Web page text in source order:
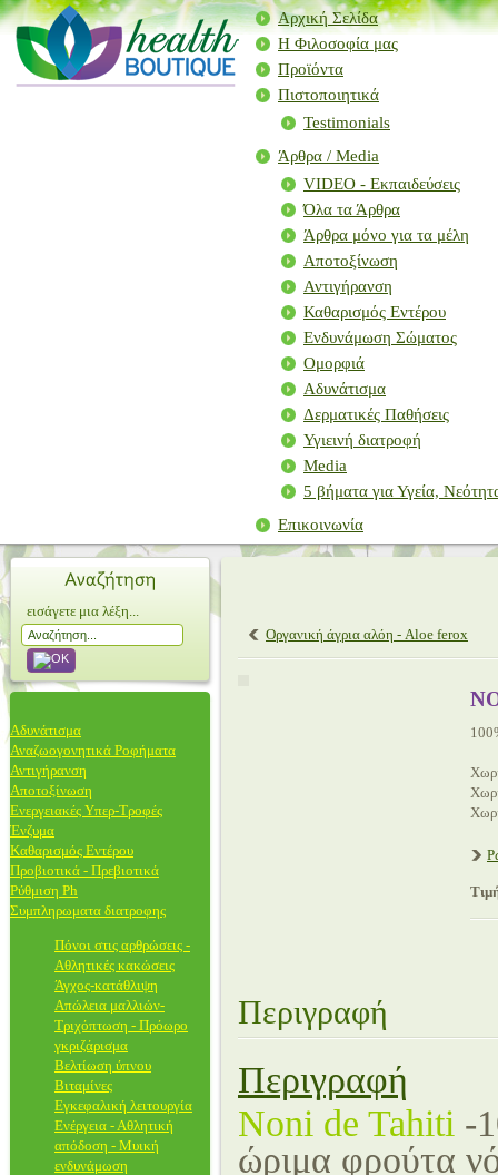
Αρχική Σελίδα
Η Φιλοσοφία μας
Προϊόντα
Πιστοποιητικά
Testimonials
Άρθρα / Μedia
VIDEO - Εκπαιδεύσεις
Όλα τα Άρθρα
Άρθρα μόνο για τα μέλη
Αποτοξίνωση
Αντιγήρανση
Καθαρισμός Εντέρου
Ενδυνάμωση Σώματος
Ομορφιά
Αδυνάτισμα
Δερματικές Παθήσεις
Υγιεινή διατροφή
Media
5 βήματα για Υγεία,
Επικοινωνία
εισάγετε μια λέξη...
Αδυνάτισμα
Αναζωογονητικά Ροφήματα
Αντιγήρανση
Αποτοξίνωση
Ενεργειακές Υπερ-Τροφές
Ένζυμα
Καθαρισμός Εντέρου
Προβιοτικά - Πρεβιοτικά
Ρύθμιση Ph
Συμπληρωματα διατροφης
Πόνοι στις αρθρώσεις -
Αθλητικές κακώσεις
Άγχος-κατάθλιψη
Απώλεια μαλλιών-
Τριχόπτωση - Πρόωρο
γκριζάρισμα
Βελτίωση ύπνου
Βιταμίνες
Εγκεφαλική λειτουργία
Ενέργεια - Αθλητική
απόδοση - Μυική
ενδυνάμωση
Οργανική άγρια αλόη - Aloe ferox
Περιγραφή
Περιγραφή
Noni de Tahiti -
ώριμα φρούτα